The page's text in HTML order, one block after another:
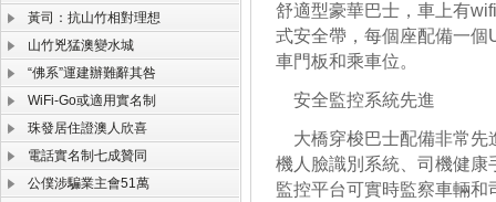
黃司：抗山竹相對理想
山竹兇猛澳變水城
“佛系”運建辦難辭其咎
WiFi-Go或適用實名制
珠發居住證澳人欣喜
電話實名制七成贊同
公僕涉騙業主會51萬
舒適型豪華巴士，車上有
式安全帶，每個座配備一
車門板和乘車位。
安全監控系統先進
大橋穿梭巴士配備非常先
機人臉識別系統、司機健
監控平台可實時監察車輛和